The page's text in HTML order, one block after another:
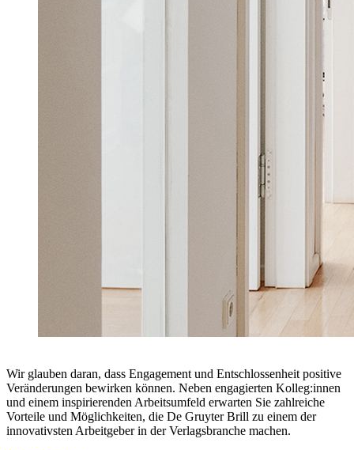
Wir glauben daran, dass Engagement und Entschlossenheit positive
Veränderungen bewirken können. Neben engagierten Kolleg:innen
und einem inspirierenden Arbeitsumfeld erwarten Sie zahlreiche
Vorteile und Möglichkeiten, die De Gruyter Brill zu einem der
innovativsten Arbeitgeber in der Verlagsbranche machen.